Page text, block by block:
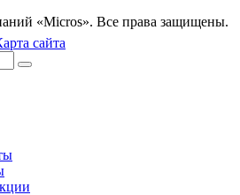
«Micros». Все права защищены.
сайта